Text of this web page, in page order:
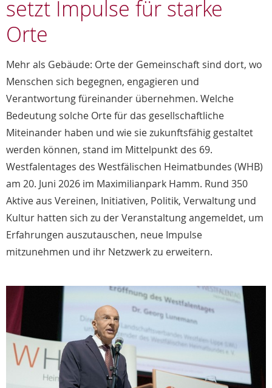
setzt Impulse für starke
Orte
Mehr als Gebäude: Orte der Gemeinschaft sind dort, wo
Menschen sich begegnen, engagieren und
Verantwortung füreinander übernehmen. Welche
Bedeutung solche Orte für das gesellschaftliche
Miteinander haben und wie sie zukunftsfähig gestaltet
werden können, stand im Mittelpunkt des 69.
Westfalentages des Westfälischen Heimatbundes (WHB)
am 20. Juni 2026 im Maximilianpark Hamm. Rund 350
Aktive aus Vereinen, Initiativen, Politik, Verwaltung und
Kultur hatten sich zu der Veranstaltung angemeldet, um
Erfahrungen auszutauschen, neue Impulse
mitzunehmen und ihr Netzwerk zu erweitern.